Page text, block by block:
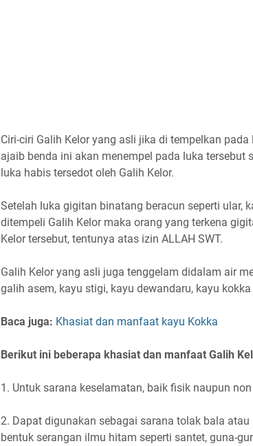
Ciri-ciri Galih Kelor yang asli jika di tempelkan
ajaib benda ini akan menempel pada luka tersebut
luka habis tersedot oleh Galih Kelor.
Setelah luka gigitan binatang beracun seperti ular,
ditempeli Galih Kelor maka orang yang terkena
Kelor tersebut, tentunya atas izin ALLAH SWT.
Galih Kelor yang asli juga tenggelam didalam air
galih asem, kayu stigi, kayu dewandaru, kayu
Baca juga: Khasiat dan manfaat kayu Kokka
Berikut ini beberapa khasiat dan manfaat Galih
1. Untuk sarana keselamatan, baik fisik naupun
2. Dapat digunakan sebagai sarana tolak bala
bentuk serangan ilmu hitam seperti santet, guna-